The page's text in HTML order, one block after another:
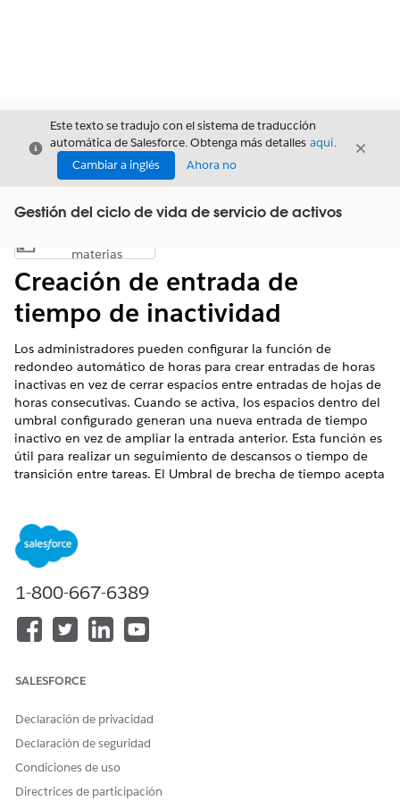
Cerrar
Este texto se tradujo con el sistema de traducción
automática de Salesforce. Obtenga más detalles aquí.
Cambiar a inglés
Ahora no
Cerrar
Gestión del ciclo de vida de servicio de activos
Mostrar índice de materias
materias
Creación de entrada de
tiempo de inactividad
Los administradores pueden configurar la función de
redondeo automático de horas para crear entradas de horas
inactivas en vez de cerrar espacios entre entradas de hojas de
horas consecutivas. Cuando se activa, los espacios dentro del
umbral configurado generan una nueva entrada de tiempo
inactivo en vez de ampliar la entrada anterior. Esta función es
útil para realizar un seguimiento de descansos o tiempo de
transición entre tareas. El Umbral de brecha de tiempo acepta
Algunos términos clave:
Umbral
minutos) que el sistema procesa automáticamente
cuando se envía una hoja de horas. Las brechas menores
o iguales al umbral se rellenan con entradas de tiempo de
inactividad o se cierran ajustando las horas de entrada,
al umbral permanecen sin procesar y requieren revisión
intervalo de 30 minutos se procesa automáticamente,
pero un intervalo de 60 minutos no.
: Un intervalo es el tiempo no contabilizado entre el
final de una entrada de hoja de horas y el inicio de la
siguiente entrada de hoja de horas en el mismo turno. Por
1-800-667-6389
SALESFORCE
Declaración de privacidad
Declaración de seguridad
Condiciones de uso
Directrices de participación